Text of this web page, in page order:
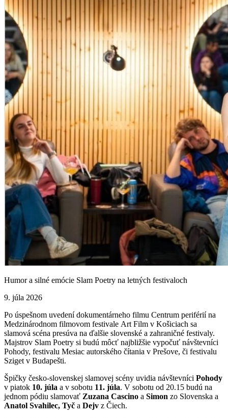
Humor a silné emócie Slam Poetry na letných festivaloch
9. júla 2026
Po úspešnom uvedení dokumentárneho filmu Centrum periférií na
Medzinárodnom filmovom festivale Art Film v Košiciach sa
slamová scéna presúva na ďalšie slovenské a zahraničné festivaly.
Majstrov Slam Poetry si budú môcť najbližšie vypočuť návštevníci
Pohody, festivalu Mesiac autorského čítania v Prešove, či festivalu
Sziget v Budapešti.
Špičky česko-slovenskej slamovej scény uvidia návštevníci Pohody
v piatok 10. júla a v sobotu 11. júla. V sobotu od 20.15 budú na
jednom pódiu slamovať Zuzana Cascino a Simon zo Slovenska a
Anatol Svahilec, Tyč a Dejv z Čiech.